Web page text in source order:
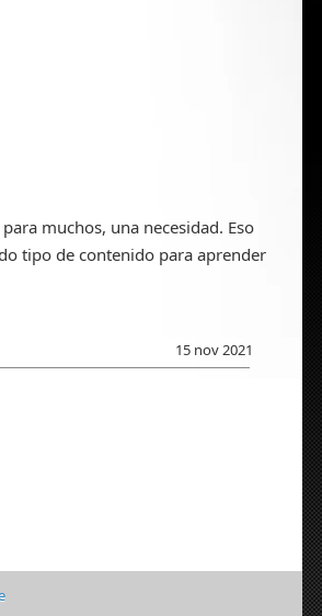
muchos, una necesidad. Eso
tipo de contenido para aprender
15 nov 2021